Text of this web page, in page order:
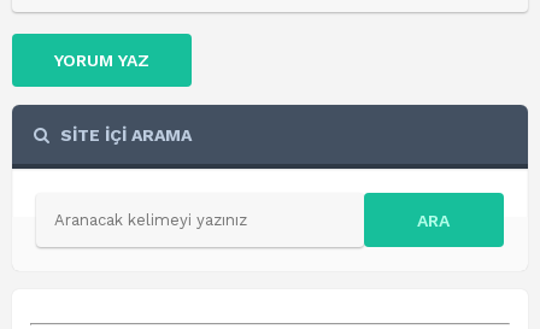
YORUM YAZ
SİTE İÇİ ARAMA
ARA